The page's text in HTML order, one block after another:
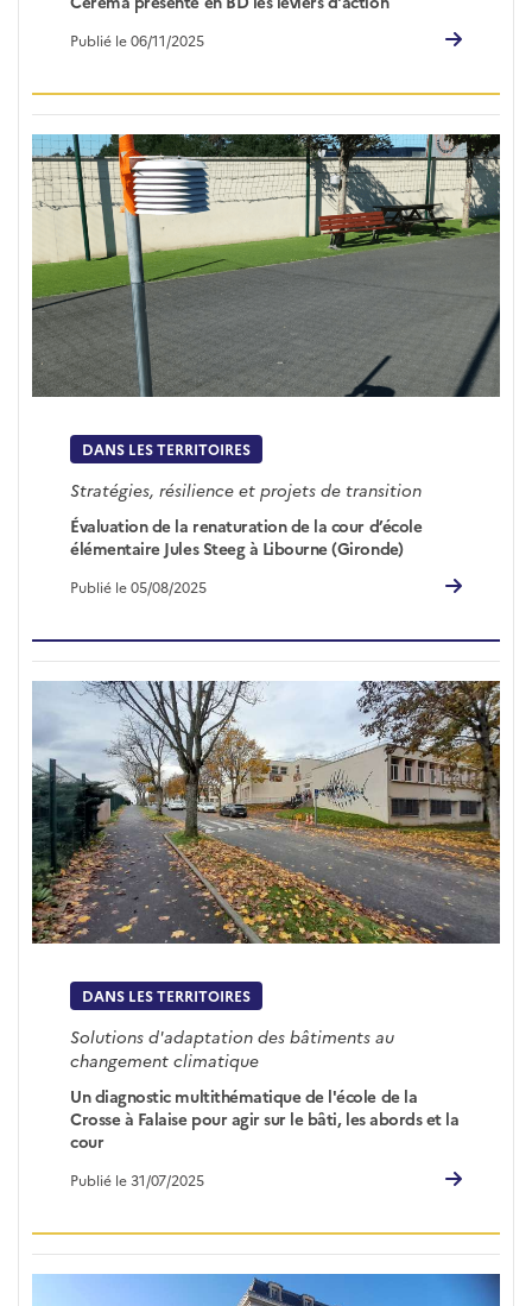
Publié le 06/11/2025
DANS LES TERRITOIRES
Stratégies, résilience et projets de transition
Évaluation de la renaturation de la cour d’école
élémentaire Jules Steeg à Libourne (Gironde)
Publié le 05/08/2025
DANS LES TERRITOIRES
Solutions d'adaptation des bâtiments au
changement climatique
Un diagnostic multithématique de l'école de la
Crosse à Falaise pour agir sur le bâti, les abords et la
cour
Publié le 31/07/2025